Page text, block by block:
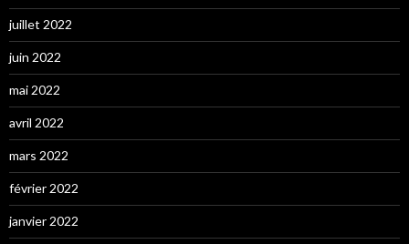
juillet 2022
juin 2022
mai 2022
avril 2022
mars 2022
février 2022
janvier 2022